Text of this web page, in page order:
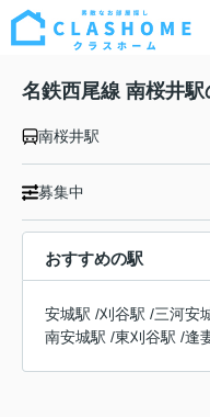
名鉄西尾線 南桜井
南桜井駅
募集中
おすすめの駅
安城駅 /刈谷駅 /三河安
南安城駅 /東刈谷駅 /逢